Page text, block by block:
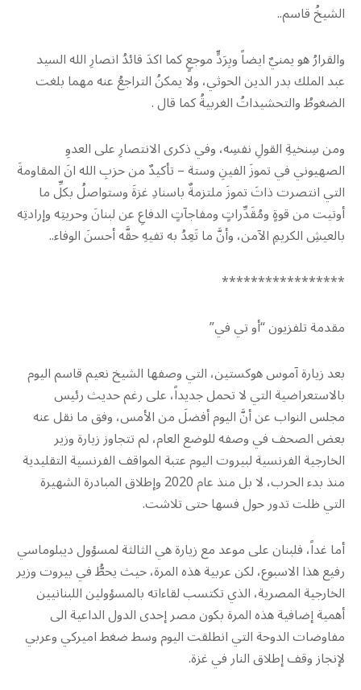
الشيخُ قاسم..
والقرارُ هو يمنيٌ ايضاً وبِرَدٍّ موجعٍ كما اكدَ قائدُ انصارِ الله السيد
عبد الملك بدر الدين الحوثي، ولا يمكنُ التراجعُ عنه مهما بلغت
الضغوطُ والتحشيداتُ الغربيةُ كما قال .
ومن سِنخيةِ القولِ نفسِه، وفي ذكرى الانتصارِ على العدوِ
الصهيوني في تموزَ الفينِ وستة – تأكيدٌ من حزبِ الله انَ المقاومةَ
التي انتصرت ذاتَ تموزَ ملتزمةٌ باسنادِ غزةَ وستواصلُ بكلِّ ما
أوتيت من قوةٍ ومُقَدِّراتٍ ومفاجآتٍ الدفاعِ عن لبنانَ وحريتِه وإرادتِه
بالعيشِ الكريمِ ‏الآمن، وأنَّ ما تَعِدُ به تفيهِ حقَّه أحسنَ ‏الوفاء..
*****************
مقدمة تلفزيون “أو تي في”
بعد زيارة آموس هوكستين، التي وصفها الشيخ نعيم قاسم اليوم
بالاستعراضية التي لا تحمل جديداً، على رغم حديث رئيس
مجلس النواب عن أنَّ اليوم أفضلَ من الأمس، وفق ما نقل عنه
بعض الصحف في وصفه للوضع العام، لم تتجاوز زيارة وزير
الخارجية الفرنسية لبيروت اليوم عتبة المواقف الفرنسية التقليدية
منذ بدء الحرب، لا بل منذ عام 2020 وإطلاق المبادرة الشهيرة
التي ظلت تدور حول فسها حتى تلاشت.
أما غداً، فلبنان على موعد مع زيارة هي الثالثة لمسؤول ديبلوماسي
رفيع هذا الاسبوع، لكن عربية هذه المرة، حيث يحطُّ في بيروت وزير
الخارجية المصرية، الذي تكتسب لقاءاته بالمسؤولين اللبنانيين
أهمية إضافية هذه المرة بكون مصر إحدى الدول الداعية الى
مفاوضات الدوحة التي انطلقت اليوم وسط ضغط اميركي وعربي
لإنجاز وقف إطلاق النار في غزة.